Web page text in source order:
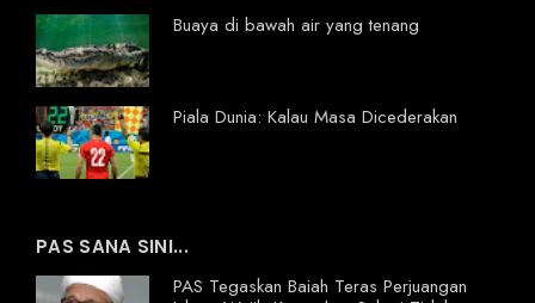
Buaya di bawah air yang tenang
Piala Dunia: Kalau Masa Dicederakan
PAS SANA SINI...
PAS Tegaskan Baiah Teras Perjuangan